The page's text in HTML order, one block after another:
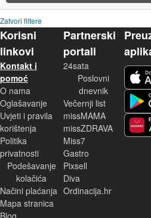
Zatvori filtere
Korisni
linkovi
Kontakt i
pomoć
O nama
Oglašavanje
Uvjeti i pravila
korištenja
Politika
privatnosti
Podešavanje
kolačića
Načini plaćanja
Mapa stranica
Blog
Partnerski
portali
24sata
Poslovni
dnevnik
Večernji list
missMAMA
missZDRAVA
Miss7
Gastro
Pixsell
Diva
Ordinacija.hr